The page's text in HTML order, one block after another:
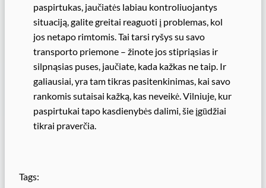
paspirtukas, jaučiatės labiau kontroliuojantys
situaciją, galite greitai reaguoti į problemas, kol
jos netapo rimtomis. Tai tarsi ryšys su savo
transporto priemone – žinote jos stipriąsias ir
silpnąsias puses, jaučiate, kada kažkas ne taip. Ir
galiausiai, yra tam tikras pasitenkinimas, kai savo
rankomis sutaisai kažką, kas neveikė. Vilniuje, kur
paspirtukai tapo kasdienybės dalimi, šie įgūdžiai
tikrai praverčia.
Tags: